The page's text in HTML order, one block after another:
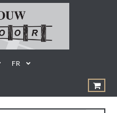
FR